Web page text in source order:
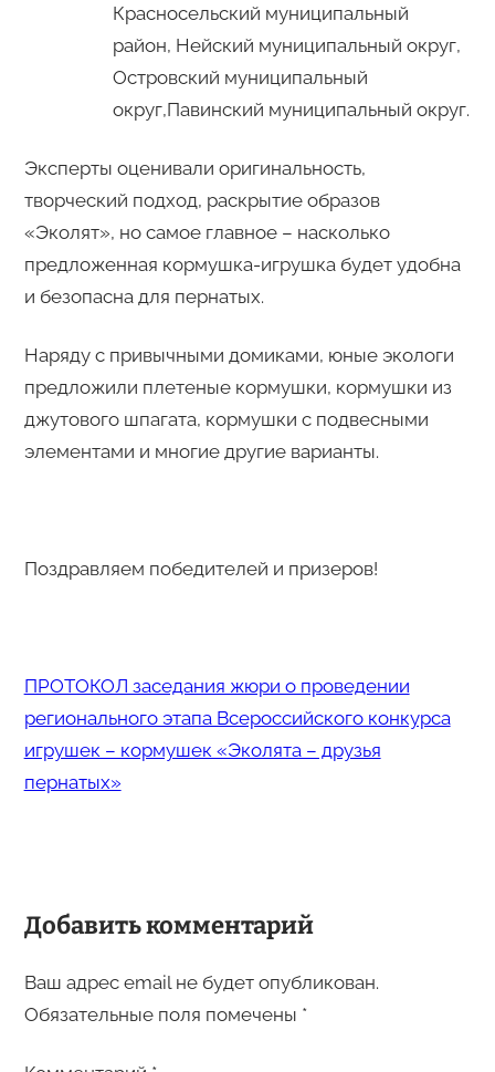
Красносельский муниципальный
район, Нейский муниципальный округ,
Островский муниципальный
округ,Павинский муниципальный округ.
Эксперты оценивали оригинальность,
творческий подход, раскрытие образов
«Эколят», но самое главное – насколько
предложенная кормушка-игрушка будет удобна
и безопасна для пернатых.
Наряду с привычными домиками, юные экологи
предложили плетеные кормушки, кормушки из
джутового шпагата, кормушки с подвесными
элементами и многие другие варианты.
Поздравляем победителей и призеров!
ПРОТОКОЛ заседания жюри о проведении
регионального этапа Всероссийского конкурса
игрушек – кормушек «Эколята – друзья
пернатых»
Добавить комментарий
Ваш адрес email не будет опубликован.
Обязательные поля помечены *